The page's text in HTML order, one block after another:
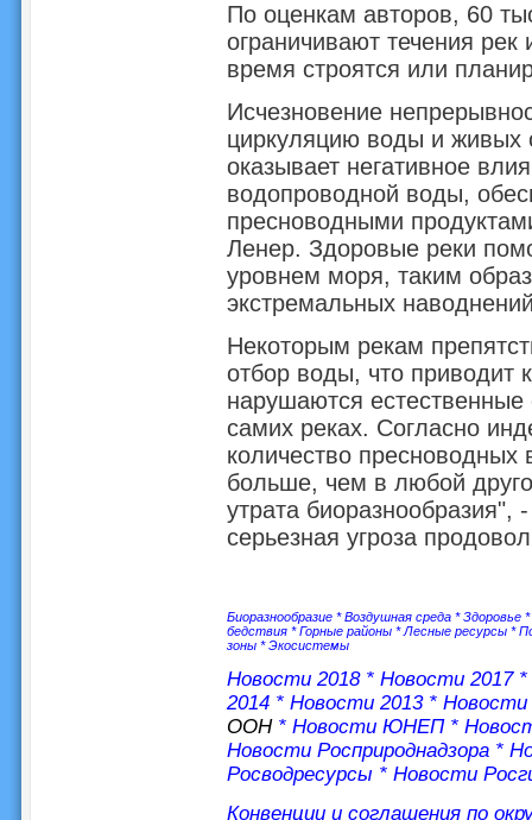
По оценкам авторов, 60
ограничивают течения
время строятся или
Исчезновение
циркуляцию воды и живых
оказывает негативное
водопроводной воды,
пресноводными
Ленер. Здоровые реки
уровнем моря, таким
экстремальных
Некоторым рекам
отбор воды, что приводит
нарушаются
самих реках. Согласно
количество пресноводных
больше, чем в любой
утрата биоразнообразия",
серьезная угроза
Биоразнообразие *Воздушная среда *Здоровье *
бедствия *Горные районы *Лесные ресурсы *
зоны *Экосистемы
Новости 2018* Новости 2017*
2014* Новости 2013 * Новости
ООН * Новости ЮНЕП*
Новости Росприроднадзора*
Росводресурсы * Новости
Конвенции и соглашения по